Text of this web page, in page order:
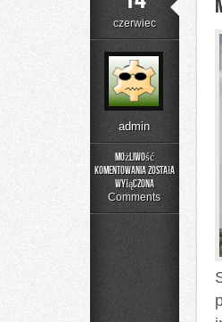
czerwiec
admin
Możliwość
komentowania
Size
została
wyłączona
Comments